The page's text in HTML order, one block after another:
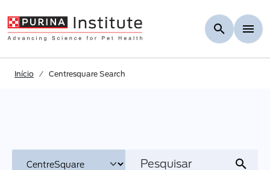
Início Centresquare Search